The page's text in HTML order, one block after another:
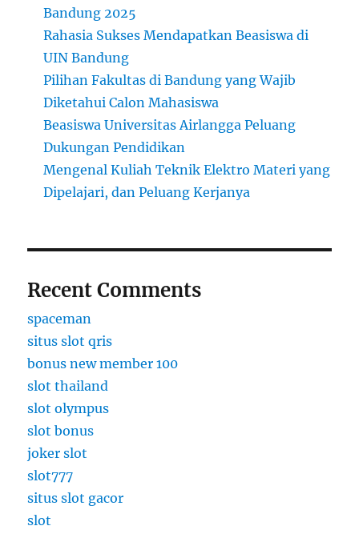
Bandung 2025
Rahasia Sukses Mendapatkan Beasiswa di
UIN Bandung
Pilihan Fakultas di Bandung yang Wajib
Diketahui Calon Mahasiswa
Beasiswa Universitas Airlangga Peluang
Dukungan Pendidikan
Mengenal Kuliah Teknik Elektro Materi yang
Dipelajari, dan Peluang Kerjanya
Recent Comments
spaceman
situs slot qris
bonus new member 100
slot thailand
slot olympus
slot bonus
joker slot
slot777
situs slot gacor
slot